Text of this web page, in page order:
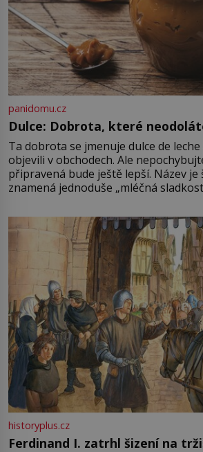
panidomu.cz
Dulce: Dobrota, které
Ta dobrota se jmenuje dulce de
objevili v obchodech. Ale
připravená bude ještě lepší. Název je
znamená jednoduše „mléčná
pře hned několik latinskoamerických
Francie, kde se traduje,
historyplus.cz
Ferdinand I. zatrhl šizení na